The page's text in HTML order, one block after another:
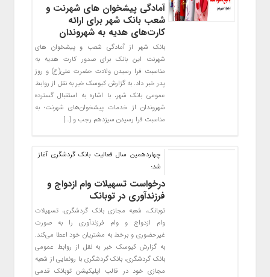
آمادگی پیشخوان های شهرنت و
شعب بانک شهر برای ارائه
کارت‌های هدیه به شهروندان
بانک شهر از آمادگی شعب و پیشخوان های
شهرنت این بانک برای صدور کارت هدیه به
مناسبت فرا رسیدن ولادت حضرت علی(ع) و روز
پدر خبر داد. به گزارش کیوسک خبر به نقل از روابط
عمومی بانک شهر، با اشاره به استقبال گسترده
شهروندان از خدمات پیشخوان‌های شهرنت؛ به
مناسبت فرا رسیدن سیزدهم رجب و […]
چهاردهمین سال فعالیت بانک گردشگری آغاز
شد؛
درخواست تسهیلات وام ازدواج و
فرزندآوری در توبانک
توبانک، شعبه مجازی بانک گردشگری، تسهیلات
وام ازدواج و وام فرزندآوری را به صورت
غیرحضوری و برخط به مشتریان خود اعطا می‌کند.
به گزارش کیوسک خبر به نقل از روابط عمومی
بانک گردشگری، بانک گردشگری با رونمایی از شعبه
مجازی خود در قالب اپلیکیشن توبانک قدمی